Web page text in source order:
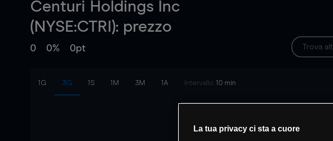
Centuri Holdings Inc
(NYSE:CTRI): prezzo
0 0% 0pt
1G 3G 1S 1M 3M 1A Intervallo: 10 min
La tua privacy ci sta a cuore